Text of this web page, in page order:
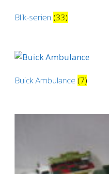
Blik-serien (33)
Buick Ambulance (7)